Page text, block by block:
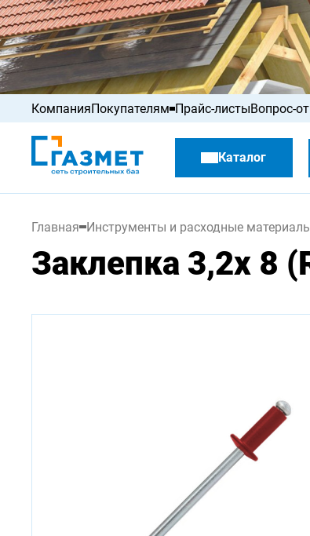
КомпанияПокупателям
Распродажа
Прайс-листыВопрос-
Каталог
Главная Инструменты и расходные
Заклепка 3,2х 8